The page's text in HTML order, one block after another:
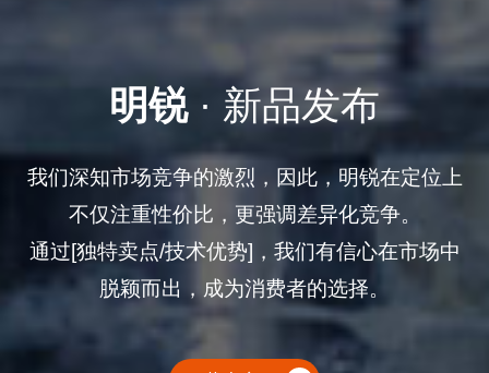
明锐 · 新品发布
我们深知市场竞争的激烈，因此，明锐在定位上
不仅注重性价比，更强调差异化竞争。
通过[独特卖点/技术优势]，我们有信心在市场中
脱颖而出，成为消费者的选择。